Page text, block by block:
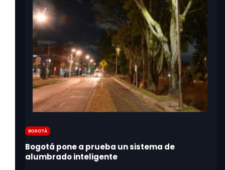
Bogotá